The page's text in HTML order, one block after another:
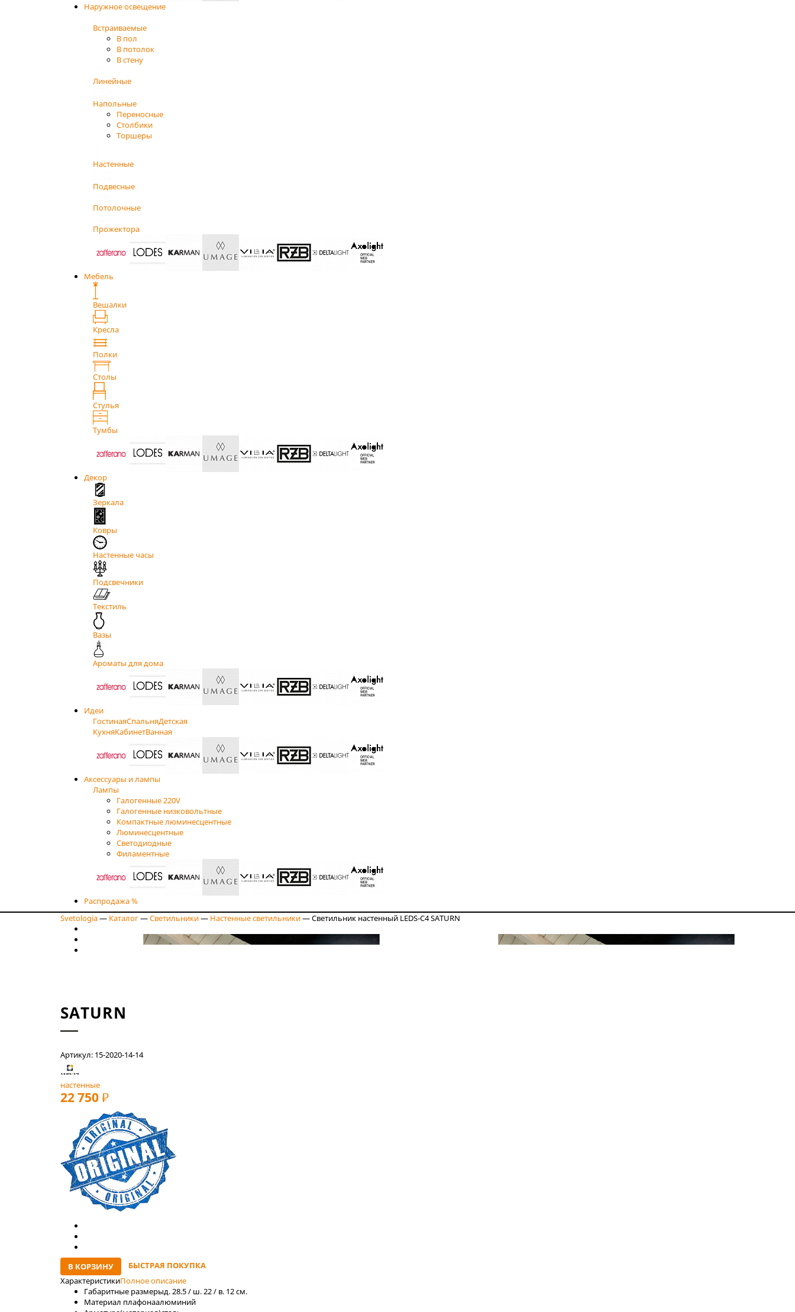
Наружное освещение
Встраиваемые
В пол
В потолок
В стену
Линейные
Напольные
Переносные
Столбики
Торшеры
Настенные
Подвесные
Потолочные
Прожектора
Мебель
Вешалки
Кресла
Полки
Столы
Стулья
Тумбы
Декор
Зеркала
Ковры
Настенные часы
Подсвечники
Текстиль
Вазы
Ароматы для дома
Идеи
ГостинаяСпальняДетская
КухняКабинетВанная
Аксессуары и лампы
Лампы
Галогенные 220V
Галогенные низковольтные
Компактные люминесцентные
Люминесцентные
Светодиодные
Филаментные
Распродажа %
Svetologia— Каталог—Светильники— Настенные светильники—Светильник настенный LEDS-C4 SATURN
SATURN
Артикул: 15-2020-14-14
настенные
22 750 РУБ
В КОРЗИНУ
БЫСТРАЯ ПОКУПКА
ХарактеристикиПолное описание
Габаритные размерыд. 28.5 / ш. 22 / в. 12 см.
Материал плафонаалюминий